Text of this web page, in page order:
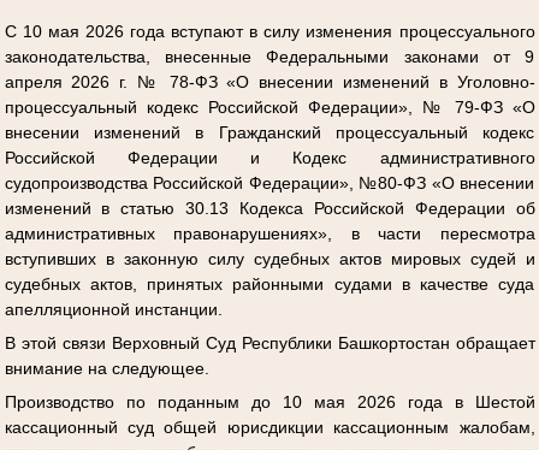
С 10 мая 2026 года вступают в силу изменения процессуального
законодательства, внесенные Федеральными законами от 9
апреля 2026 г. № 78-ФЗ «О внесении изменений в Уголовно-
процессуальный кодекс Российской Федерации», № 79-ФЗ «О
внесении изменений в Гражданский процессуальный кодекс
Российской Федерации и Кодекс административного
судопроизводства Российской Федерации», №80-ФЗ «О внесении
изменений в статью 30.13 Кодекса Российской Федерации об
административных правонарушениях», в части пересмотра
вступивших в законную силу судебных актов мировых судей и
судебных актов, принятых районными судами в качестве суда
апелляционной инстанции.
В этой связи Верховный Суд Республики Башкортостан обращает
внимание на следующее.
Производство по поданным до 10 мая 2026 года в Шестой
кассационный суд общей юрисдикции кассационным жалобам,